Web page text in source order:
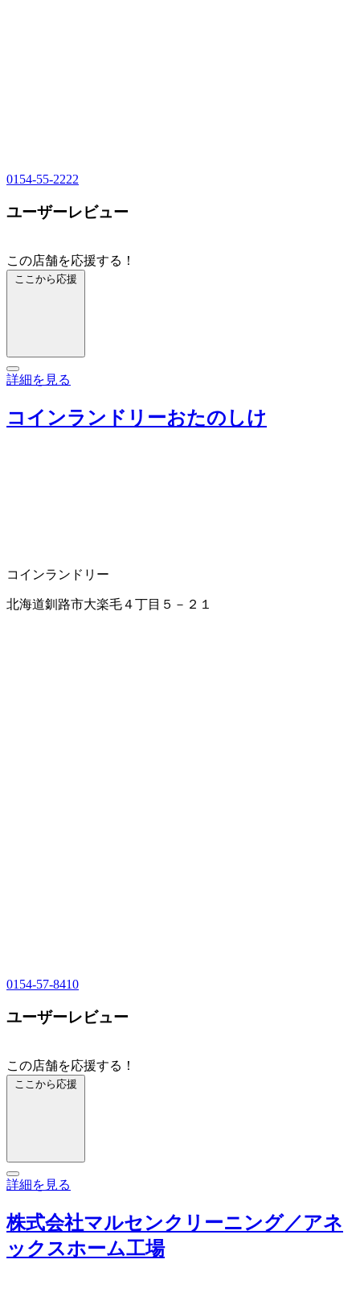
0154-55-2222
ユーザーレビュー
この店舗を応援する！
ここから応援
詳細を見る
コインランドリーおたのしけ
コインランドリー
北海道釧路市大楽毛４丁目５－２１
0154-57-8410
ユーザーレビュー
この店舗を応援する！
ここから応援
詳細を見る
株式会社マルセンクリーニング／アネ
ックスホーム工場